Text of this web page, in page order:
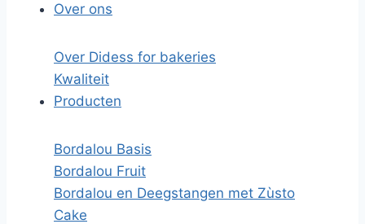
Over ons
Over Didess for bakeries
Kwaliteit
Producten
Bordalou Basis
Bordalou Fruit
Bordalou en Deegstangen met Zùsto
Cake